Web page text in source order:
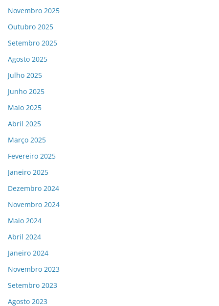
Novembro 2025
Outubro 2025
Setembro 2025
Agosto 2025
Julho 2025
Junho 2025
Maio 2025
Abril 2025
Março 2025
Fevereiro 2025
Janeiro 2025
Dezembro 2024
Novembro 2024
Maio 2024
Abril 2024
Janeiro 2024
Novembro 2023
Setembro 2023
Agosto 2023